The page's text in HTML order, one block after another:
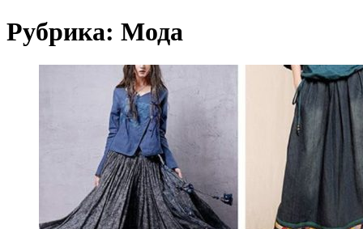
Рубрика: Мода